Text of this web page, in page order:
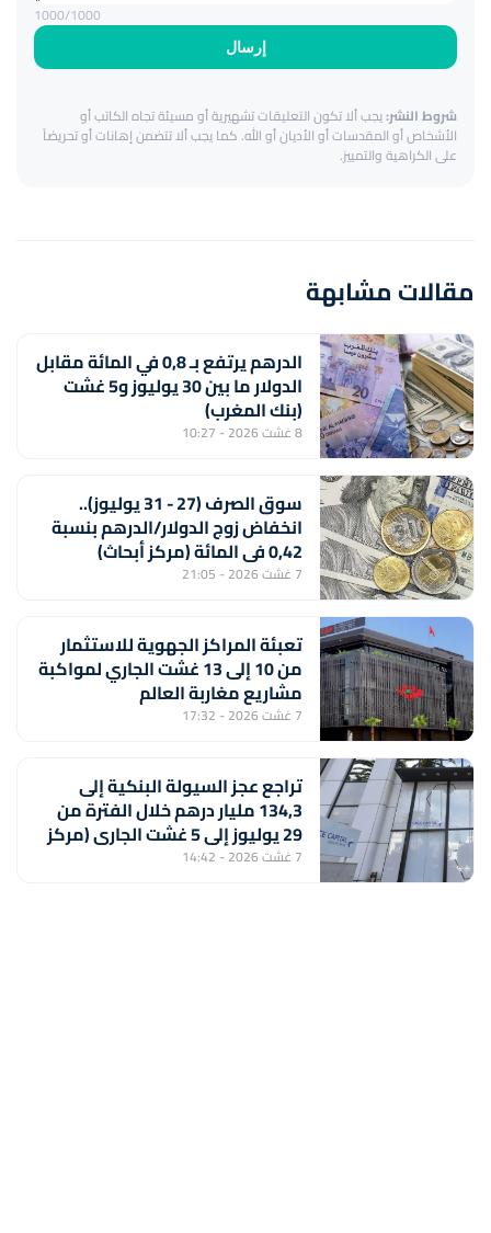
إرسال
1000/1000
شروط النشر:يجب ألا تكون التعليقات تشهيرية أو مسيئة تجاه الكاتب أو
الأشخاص أو المقدسات أو الأديان أو الله. كما يجب ألا تتضمن إهانات أو تحريضاً
على الكراهية والتمييز.
مقالات مشابهة
الدرهم يرتفع بـ 0,8 في المائة مقابل
الدولار ما بين 30 يوليوز و5 غشت
(بنك المغرب)
8 غشت 2026 - 10:27
سوق الصرف (27 - 31 يوليوز)..
انخفاض زوج الدولار/الدرهم بنسبة
0,42 في المائة (مركز أبحاث)
7 غشت 2026 - 21:05
تعبئة المراكز الجهوية للاستثمار
من 10 إلى 13 غشت الجاري لمواكبة
مشاريع مغاربة العالم
7 غشت 2026 - 17:32
تراجع عجز السيولة البنكية إلى
134,3 مليار درهم خلال الفترة من
29 يوليوز إلى 5 غشت الجاري (مركز
أبحاث)
7 غشت 2026 - 14:42